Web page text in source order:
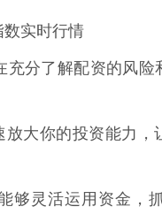
数实时行情
充分了解配资的风
大你的投资能力，
够灵活运用资金，